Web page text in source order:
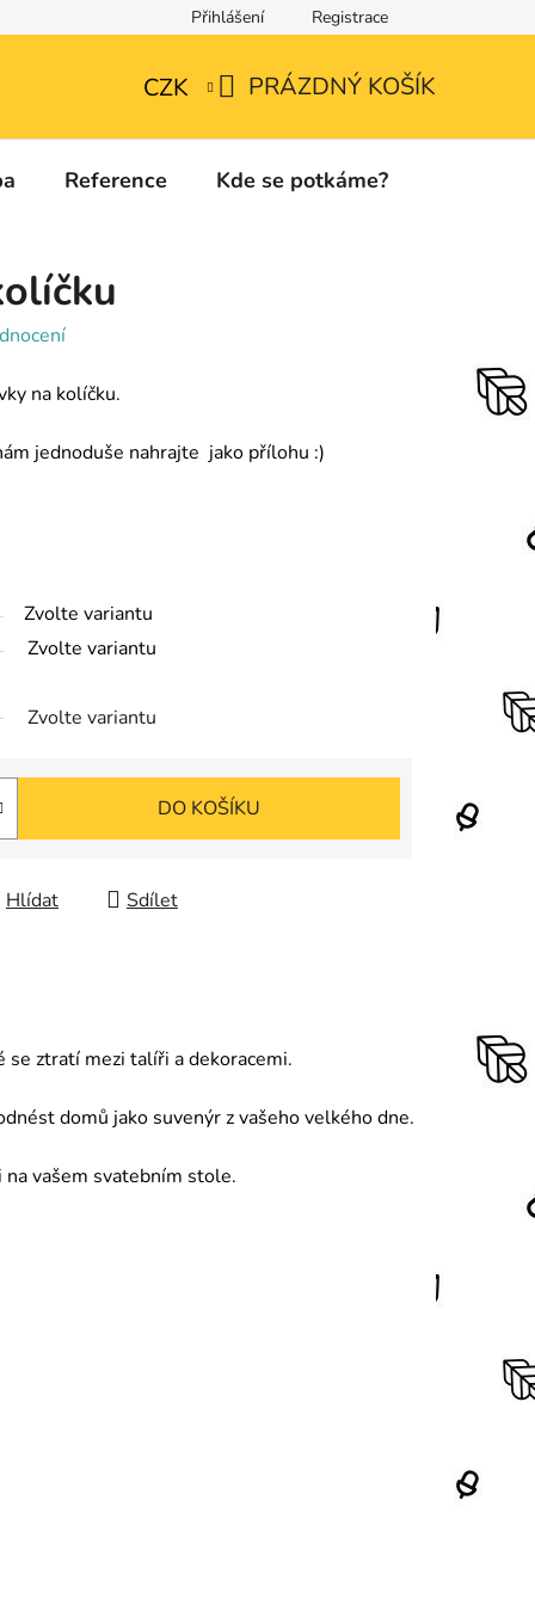
Technické listy a informace o použitých materiálech
CZK
Přihlášení Registrace
KOŠÍK
PRÁZDNÝ KOŠÍK
Reference Kde se potkáme?
na kolíčku.
jednoduše nahrajte jako přílohu :)
Zvolte variantu
Zvolte variantu
Zvolte variantu
DO KOŠÍKU
Hlídat Sdílet
ztratí mezi talíři a dekoracemi.
domů jako suvenýr z vašeho velkého dne.
na vašem svatebním stole.